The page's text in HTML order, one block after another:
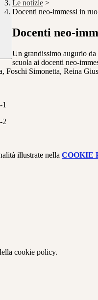
Le notizie >
Docenti neo-immessi in
Docenti neo-
Un grandissimo augurio
scuola ai docenti neo-
Simonetta, Reina
illustrate nella COOKIE
cookie policy.